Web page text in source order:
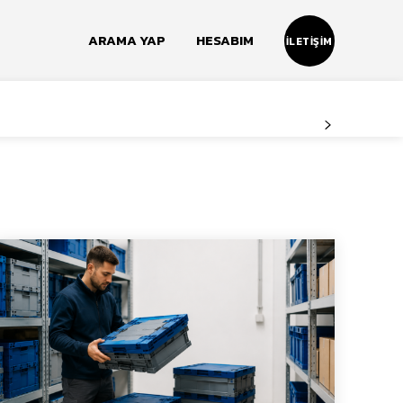
ARAMA YAP HESABIM İLETIŞIM